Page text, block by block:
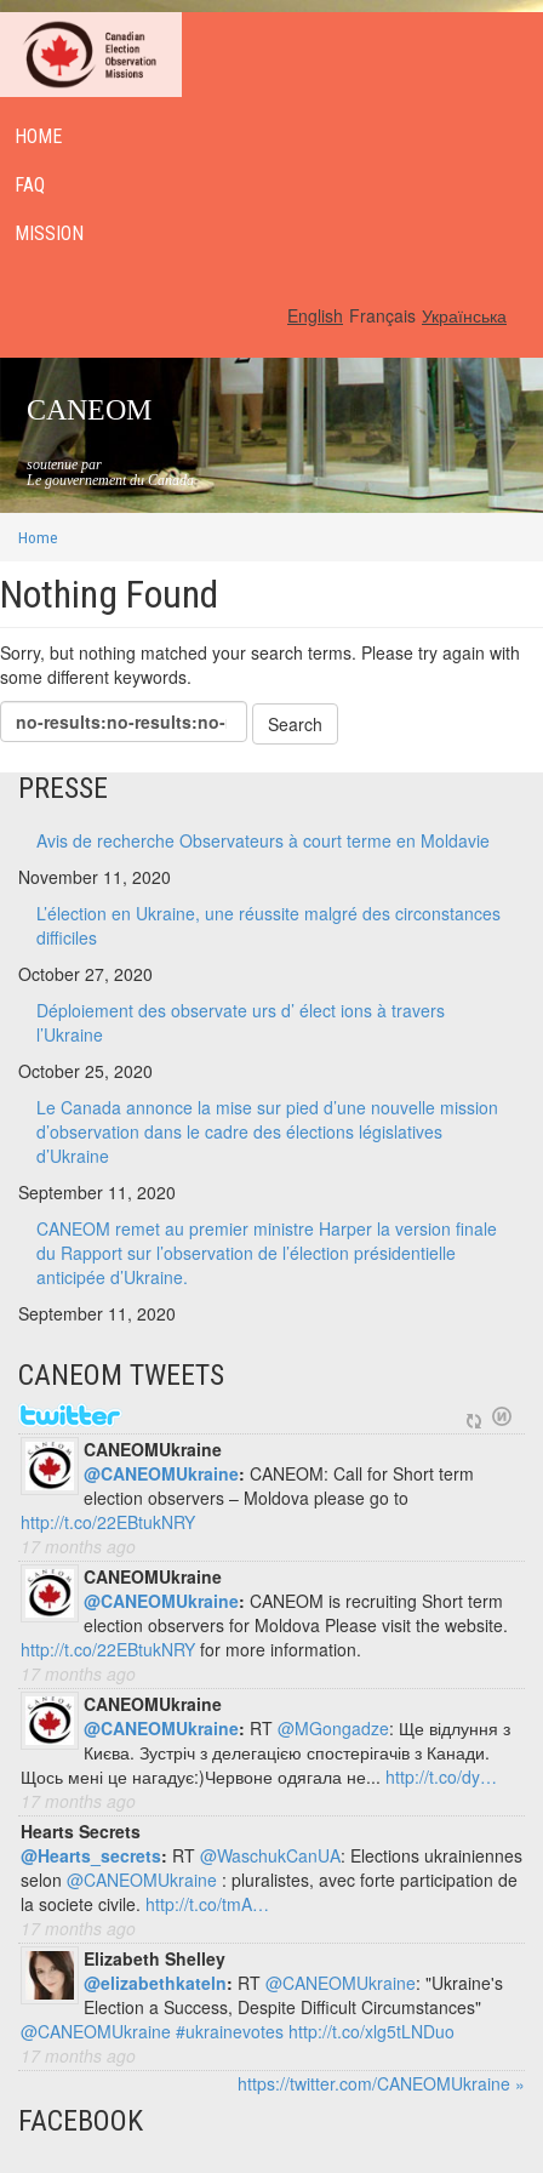
HOME
FAQ
MISSION
Українська
Français
English
CANEOM
soutenue par
Le gouvernement du Canada
Home
Nothing Found
Sorry, but nothing matched your search terms. Please try again with
some different keywords.
PRESSE
Avis de recherche Observateurs à court terme en Moldavie
November 11, 2020
L’élection en Ukraine, une réussite malgré des circonstances
difficiles
October 27, 2020
Déploiement des observate urs d’ élect ions à travers
l’Ukraine
October 25, 2020
Le Canada annonce la mise sur pied d’une nouvelle mission
d’observation dans le cadre des élections législatives
d’Ukraine
September 11, 2020
CANEOM remet au premier ministre Harper la version finale
du Rapport sur l’observation de l’élection présidentielle
anticipée d’Ukraine.
September 11, 2020
CANEOM TWEETS
CANEOMUkraine
@CANEOMUkraine: CANEOM: Call for Short term
election observers – Moldova please go to
http://t.co/22EBtukNRY
17 months ago
CANEOMUkraine
@CANEOMUkraine: CANEOM is recruiting Short term
election observers for Moldova Please visit the website.
http://t.co/22EBtukNRY for more information.
17 months ago
CANEOMUkraine
@CANEOMUkraine: RT @MGongadze: Ще відлуння з
Києва. Зустріч з делегацією спостерігачів з Канади.
Щось мені це нагадує:)Червоне одягала не... http://t.co/dy…
17 months ago
Hearts Secrets
@Hearts_secrets: RT @WaschukCanUA: Elections ukrainiennes
selon @CANEOMUkraine : pluralistes, avec forte participation de
la societe civile. http://t.co/tmA…
17 months ago
Elizabeth Shelley
@elizabethkateln: RT @CANEOMUkraine: "Ukraine's
Election a Success, Despite Difficult Circumstances"
@CANEOMUkraine #ukrainevotes http://t.co/xlg5tLNDuo
17 months ago
https://twitter.com/CANEOMUkraine »
FACEBOOK